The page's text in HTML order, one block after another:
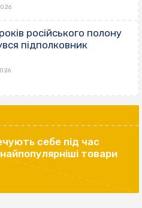
російського полону
підполковник
себе під час
товари